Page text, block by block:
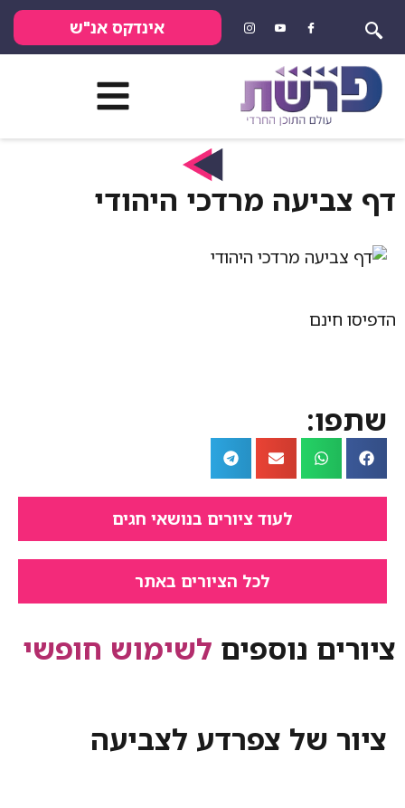
אינדקס אנ"ש
מרדכי היהודי
לעוד ציורים בנושאי חגים
לכל הציורים באתר
נוספיםלשימוש חופשי
של צפרדע לצביעה